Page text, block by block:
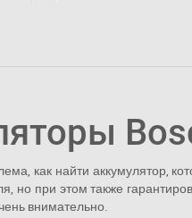
как найти аккумулятор,
но при этом также
внимательно.